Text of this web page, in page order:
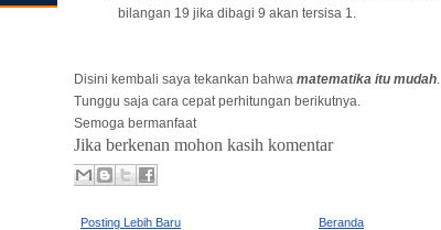
bilangan 19 jika dibagi 9 akan tersisa 1.
Disini kembali saya tekankan bahwa matematika itu mudah.
Tunggu saja cara cepat perhitungan berikutnya.
Semoga bermanfaat
Jika berkenan mohon kasih komentar
Posting Lebih Baru Beranda